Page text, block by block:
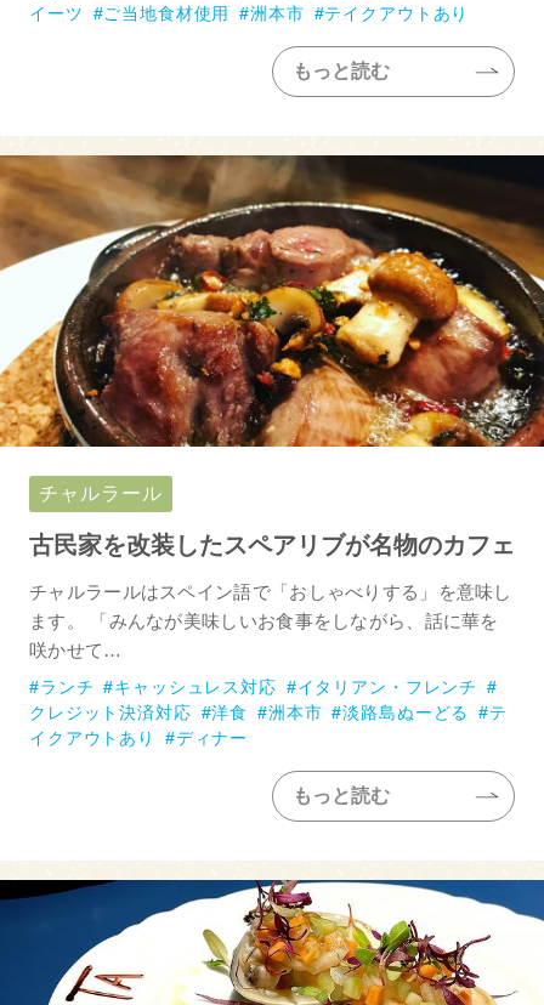
イーツ
ご当地食材使用 洲本市 テイクアウトあり
もっと読む
チャルラール
古民家を改装したスペアリブが名物のカフェ
チャルラールはスペイン語で「おしゃべりする」を意味し
ます。 「みんなが美味しいお食事をしながら、話に華を
咲かせて…
ランチ キャッシュレス対応
イタリアン・フレンチ
クレジット決済対応
洋食 洲本市 淡路島ぬーどる
テ
イクアウトあり
ディナー
もっと読む